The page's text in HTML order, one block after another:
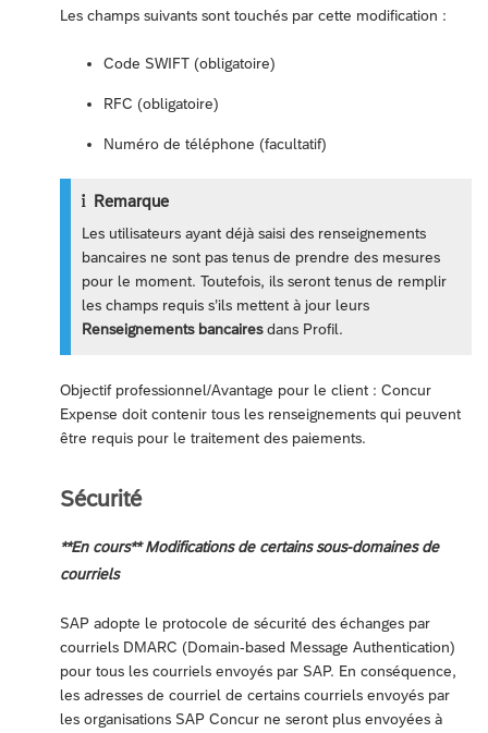
Les champs suivants sont touchés par cette modification :
Code SWIFT (obligatoire)
RFC (obligatoire)
Numéro de téléphone (facultatif)
Remarque
Les utilisateurs ayant déjà saisi des renseignements
bancaires ne sont pas tenus de prendre des mesures
pour le moment. Toutefois, ils seront tenus de remplir
les champs requis s’ils mettent à jour leurs
Renseignements bancairesdans Profil.
Objectif professionnel/Avantage pour le client : Concur
Expense doit contenir tous les renseignements qui peuvent
être requis pour le traitement des paiements.
Sécurité
**En cours** Modifications de certains sous-domaines de
courriels
SAP adopte le protocole de sécurité des échanges par
courriels DMARC (Domain-based Message Authentication)
pour tous les courriels envoyés par SAP. En conséquence,
les adresses de courriel de certains courriels envoyés par
les organisations SAP Concur ne seront plus envoyées à